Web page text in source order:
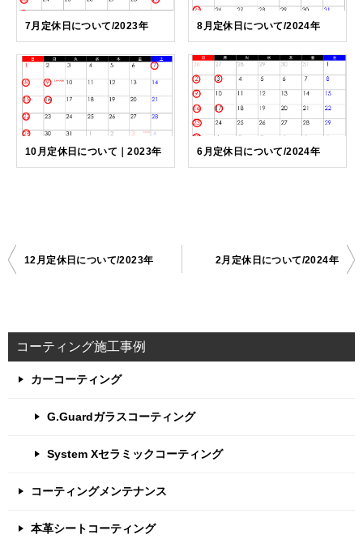
7月定休日について/2023年 8月定休日について/2024年
10月定休日について｜2023年 6月定休日について/2024年
投
ビ
12月定休日について/2023年 2月定休日について/2024年
コーティング施工事例
カーコーティング
G.Guardガラスコーティング
System Xセラミックコーティング
コーティングメンテナンス
本革シートコーティング